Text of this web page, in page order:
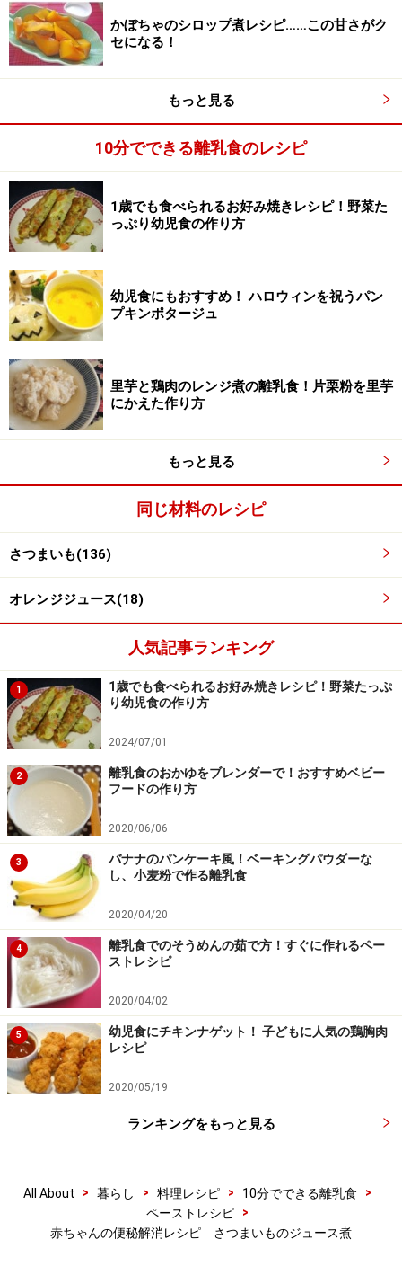
4
よく混ざったらもう一度弱火で1分ほど煮たら出来上が
り！
5
やけどしないように、冷めてから食べましょう。
ワンポイントアドバイス
かぼちゃのシロップ煮レシピ……この甘さがク
セになる！
もっと見る
10分でできる離乳食のレシピ
1歳でも食べられるお好み焼きレシピ！野菜た
っぷり幼児食の作り方
幼児食にもおすすめ！ ハロウィンを祝うパン
プキンポタージュ
里芋と鶏肉のレンジ煮の離乳食！片栗粉を里芋
にかえた作り方
もっと見る
同じ材料のレシピ
さつまいも(136)
オレンジジュース(18)
人気記事ランキング
1
1歳でも食べられるお好み焼きレシピ！野菜たっぷ
り幼児食の作り方
2024/07/01
2
離乳食のおかゆをブレンダーで！おすすめベビー
フードの作り方
2020/06/06
3
バナナのパンケーキ風！ベーキングパウダーな
し、小麦粉で作る離乳食
2020/04/20
4
離乳食でのそうめんの茹で方！すぐに作れるペー
ストレシピ
2020/04/02
5
幼児食にチキンナゲット！ 子どもに人気の鶏胸肉
レシピ
2020/05/19
ランキングをもっと見る
All About > 暮らし > 料理レシピ > 10分でできる離乳食
>
ペーストレシピ
>
赤ちゃんの便秘解消レシピ さつまいものジュース煮